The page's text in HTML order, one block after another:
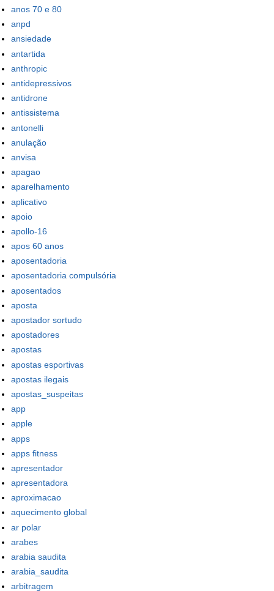
anos 70 e 80
anpd
ansiedade
antartida
anthropic
antidepressivos
antidrone
antissistema
antonelli
anulação
anvisa
apagao
aparelhamento
aplicativo
apoio
apollo-16
apos 60 anos
aposentadoria
aposentadoria compulsória
aposentados
aposta
apostador sortudo
apostadores
apostas
apostas esportivas
apostas ilegais
apostas_suspeitas
app
apple
apps
apps fitness
apresentador
apresentadora
aproximacao
aquecimento global
ar polar
arabes
arabia saudita
arabia_saudita
arbitragem